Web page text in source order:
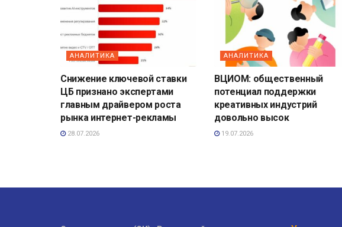
АНАЛИТИКА
Снижение ключевой ставки
ЦБ признано экспертами
главным драйвером роста
рынка интернет-рекламы
28.07.2026
АНАЛИТИКА
ВЦИОМ: общественный
потенциал поддержки
креативных индустрий
довольно высок
19.07.2026